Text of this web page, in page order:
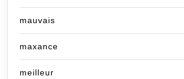
mauvais
maxance
meilleur